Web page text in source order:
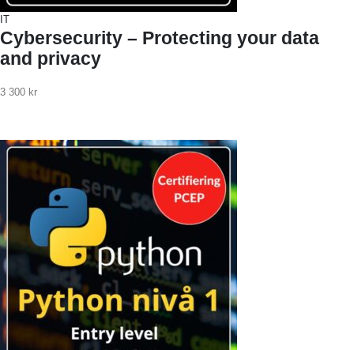
IT
Cybersecurity – Protecting your data
and privacy
3 300 kr